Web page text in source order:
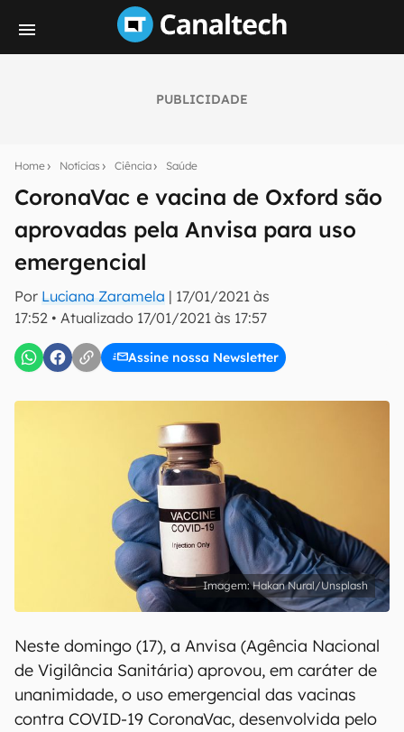
PUBLICIDADE
Home Notícias Ciência Saúde
CoronaVac e vacina de Oxford são
aprovadas pela Anvisa para uso
emergencial
Por Luciana Zaramela | 17/01/2021 às
17:52 • Atualizado 17/01/2021 às 17:57
Assine nossa Newsletter
notícias e reviews sobre tecnologia em primeira
E-mail
inscreva-se
Confirmo que li, aceito e concordo com os Termos de
Uso e Política de Privacidade do Canaltech.
Hakan Nural/Unsplash
Neste domingo (17), a Anvisa (Agência Nacional
de Vigilância Sanitária) aprovou, em caráter de
unanimidade, o uso emergencial das vacinas
contra COVID-19 CoronaVac, desenvolvida pelo